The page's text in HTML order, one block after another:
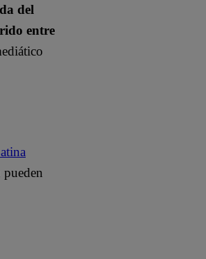
del
entre